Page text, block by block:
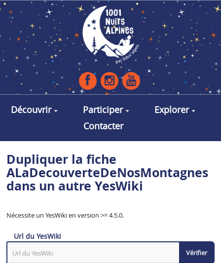
Aller au contenu principal
Découvrir Participer
Explorer
Contacter
Dupliquer la fiche
ALaDecouverteDeNosMontagnes
dans un autre YesWiki
Nécessite un YesWiki en version >= 4.5.0.
Url du YesWiki
Vérifier